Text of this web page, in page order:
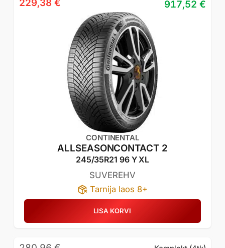
229,38 €
CONTINENTAL
ALLSEASONCONTACT 2
245/35R21 96 Y XL
SUVEREHV
Tarnija laos 8+
917,52 €
LISA KORVI